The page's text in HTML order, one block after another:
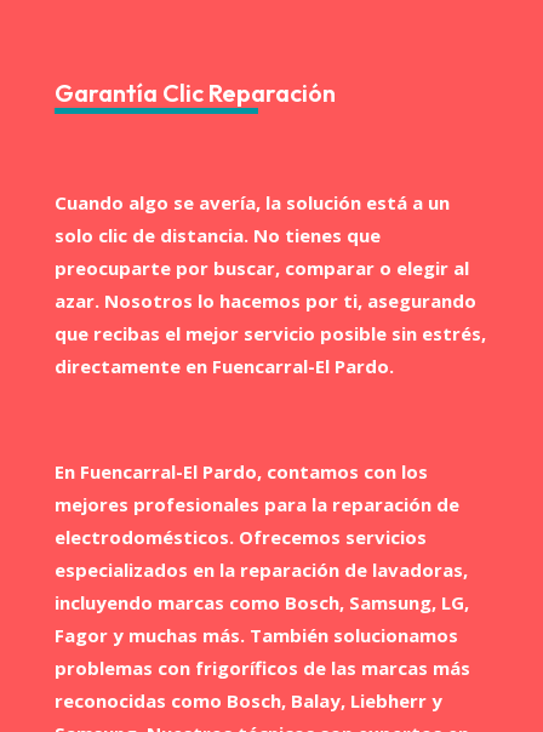
Garantía Clic Reparación
Cuando algo se avería, la solución está a un
solo clic de distancia. No tienes que
preocuparte por buscar, comparar o elegir al
azar. Nosotros lo hacemos por ti, asegurando
que recibas el mejor servicio posible sin estrés,
directamente en Fuencarral-El Pardo.
En Fuencarral-El Pardo, contamos con los
mejores profesionales para la reparación de
electrodomésticos. Ofrecemos servicios
especializados en la reparación de lavadoras,
incluyendo marcas como Bosch, Samsung, LG,
Fagor y muchas más. También solucionamos
problemas con frigoríficos de las marcas más
reconocidas como Bosch, Balay, Liebherr y